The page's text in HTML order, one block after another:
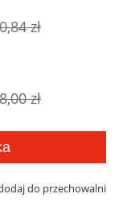
zł
zł
do przechowalni